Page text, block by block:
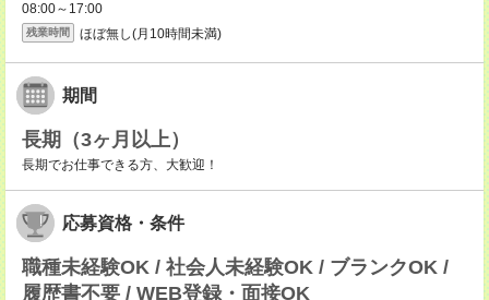
08:00～17:00
残業時間 ほぼ無し(月10時間未満)
期間
長期（3ヶ月以上）
長期でお仕事できる方、大歓迎！
応募資格・条件
職種未経験OK / 社会人未経験OK / ブランクOK /
履歴書不要 / WEB登録・面接OK